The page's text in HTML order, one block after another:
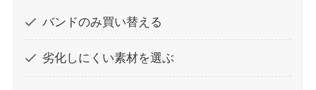
バンドのみ買い替える
劣化しにくい素材を選ぶ